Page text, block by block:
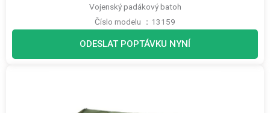
Vojenský padákový batoh
Číslo modelu ：13159
ODESLAT POPTÁVKU NYNÍ